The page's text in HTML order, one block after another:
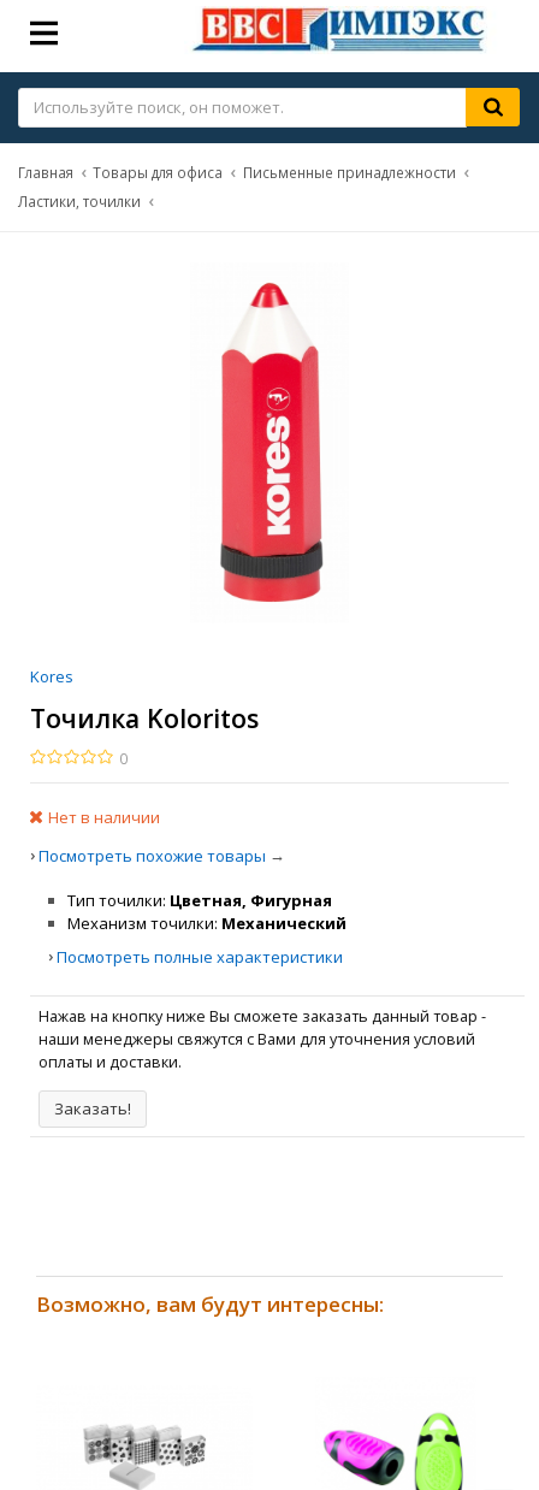
Главная Товары для офиса
Письменные принадлежности
Ластики, точилки
Kores
Точилка Koloritos
0
Нет в наличии
›Посмотреть похожие товары →
Тип точилки Цветная, Фигурная
Механизм точилки Механический
›Посмотреть полные характеристики
Нажав на кнопку ниже Вы сможете заказать данный товар -
наши менеджеры свяжутся с Вами для уточнения условий
оплаты и доставки.
Заказать!
Возможно, вам будут интересны: